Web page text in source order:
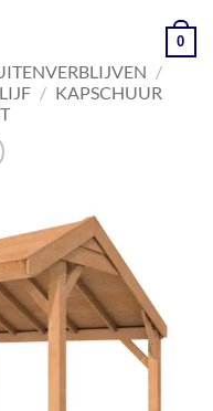
0
/
/ KAPSCHUUR